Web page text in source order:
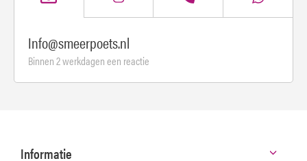
Info@smeerpoets.nl
Binnen 2 werkdagen een reactie
Informatie